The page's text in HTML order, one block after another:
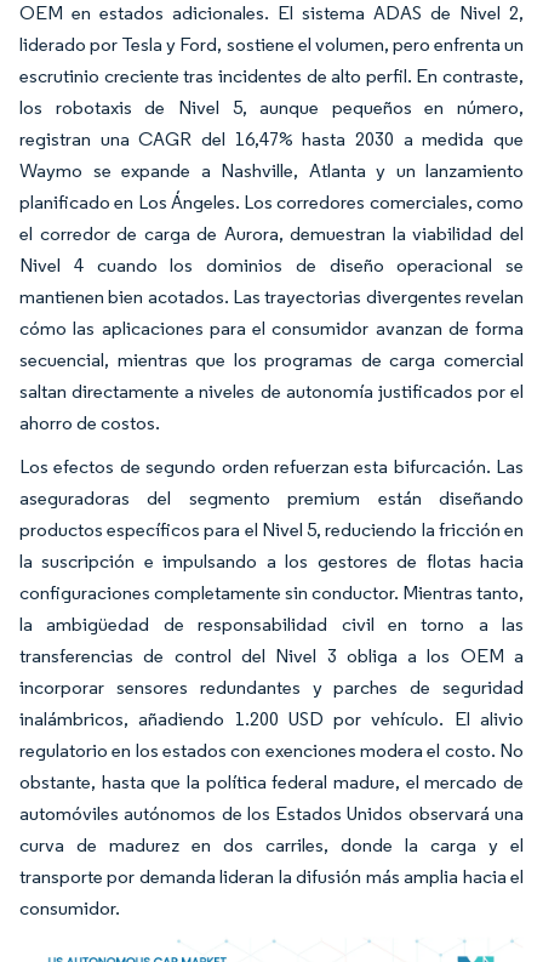
OEM en estados adicionales. El sistema ADAS de Nivel 2,
liderado por Tesla y Ford, sostiene el volumen, pero enfrenta un
escrutinio creciente tras incidentes de alto perfil. En contraste,
los robotaxis de Nivel 5, aunque pequeños en número,
registran una CAGR del 16,47% hasta 2030 a medida que
Waymo se expande a Nashville, Atlanta y un lanzamiento
planificado en Los Ángeles. Los corredores comerciales, como
el corredor de carga de Aurora, demuestran la viabilidad del
Nivel 4 cuando los dominios de diseño operacional se
mantienen bien acotados. Las trayectorias divergentes revelan
cómo las aplicaciones para el consumidor avanzan de forma
secuencial, mientras que los programas de carga comercial
saltan directamente a niveles de autonomía justificados por el
ahorro de costos.
Los efectos de segundo orden refuerzan esta bifurcación. Las
aseguradoras del segmento premium están diseñando
productos específicos para el Nivel 5, reduciendo la fricción en
la suscripción e impulsando a los gestores de flotas hacia
configuraciones completamente sin conductor. Mientras tanto,
la ambigüedad de responsabilidad civil en torno a las
transferencias de control del Nivel 3 obliga a los OEM a
incorporar sensores redundantes y parches de seguridad
inalámbricos, añadiendo 1.200 USD por vehículo. El alivio
regulatorio en los estados con exenciones modera el costo. No
obstante, hasta que la política federal madure, el mercado de
automóviles autónomos de los Estados Unidos observará una
curva de madurez en dos carriles, donde la carga y el
transporte por demanda lideran la difusión más amplia hacia el
consumidor.